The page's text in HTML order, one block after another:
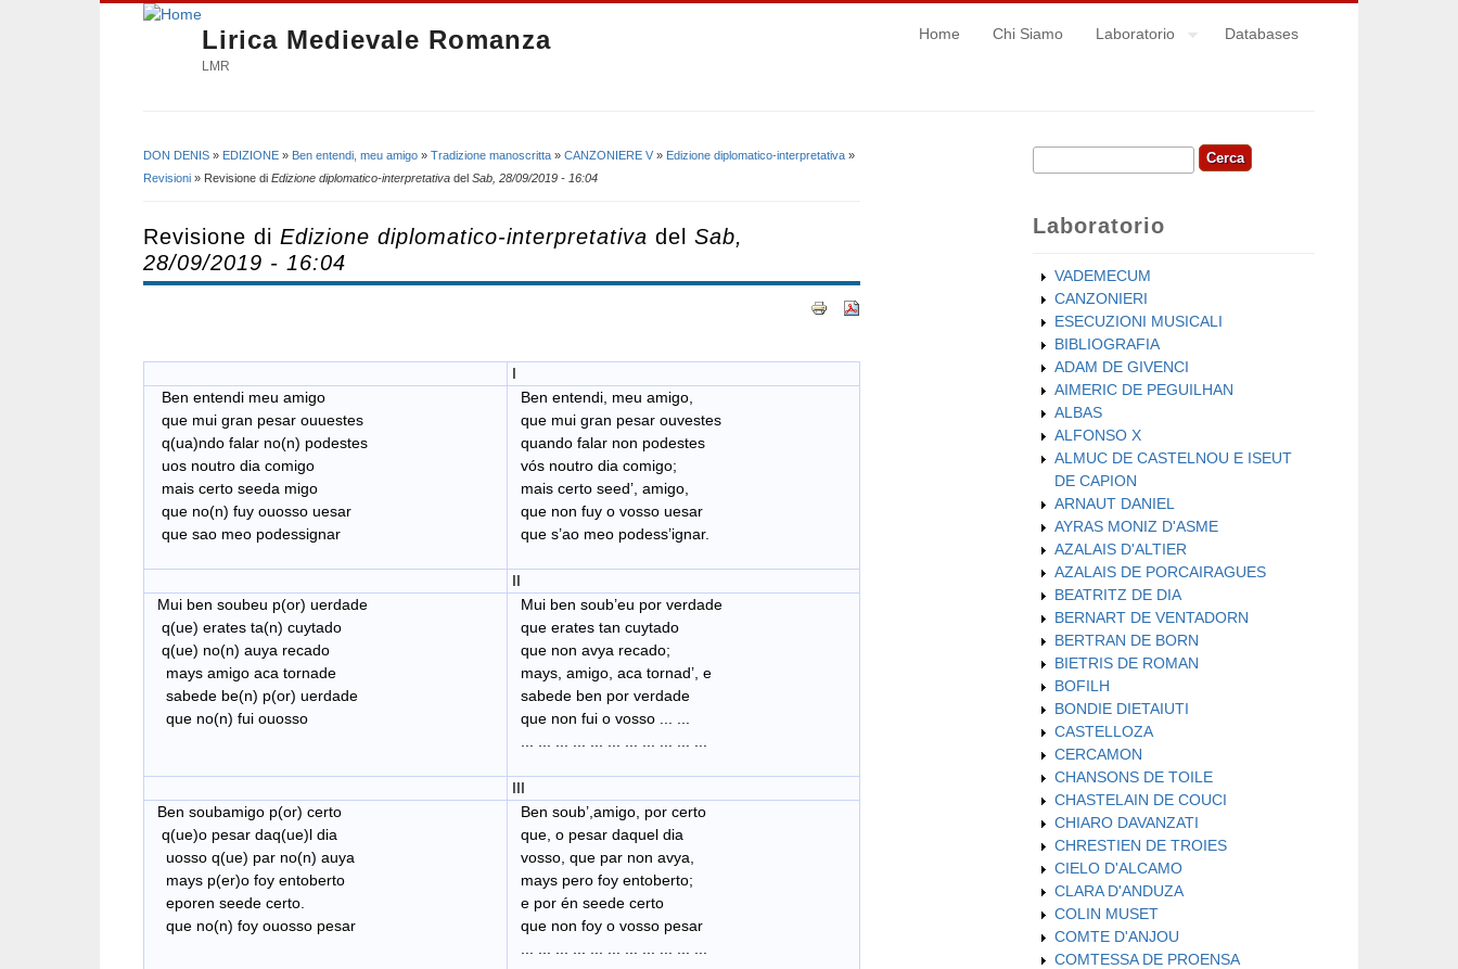
Lirica Medievale Romanza
LMR
Home Chi Siamo Laboratorio Databases
Tu sei qui
DON DENIS » EDIZIONE » Ben entendi, meu amigo » Tradizione manoscritta » CANZONIERE V » Edizione diplomatico-interpretativa »
Revisioni » Revisione di Edizione diplomatico-interpretativa del Sab, 28/09/2019 - 16:04
Revisione di Edizione diplomatico-interpretativa del Sab,
28/09/2019 - 16:04
I
Ben entendi meu amigo
que mui gran pesar ouuestes
q(ua)ndo falar no(n) podestes
uos noutro dia comigo
mais certo seeda migo
que no(n) fuy ouosso uesar
que sao meo podessignar
Ben entendi, meu amigo,
que mui gran pesar ouvestes
quando falar non podestes
vós noutro dia comigo;
mais certo seed’, amigo,
que non fuy o vosso uesar
que s’ao meo podess’ignar.
II
Mui ben soubeu p(or) uerdade
q(ue) erates ta(n) cuytado
q(ue) no(n) auya recado
mays amigo aca tornade
sabede be(n) p(or) uerdade
que no(n) fui ouosso
Mui ben soub’eu por verdade
que erates tan cuytado
que non avya recado;
mays, amigo, aca tornad’, e
sabede ben por verdade
que non fui o vosso ... ...
... ... ... ... ... ... ... ... ... ... ...
III
Ben soubamigo p(or) certo
q(ue)o pesar daq(ue)l dia
uosso q(ue) par no(n) auya
mays p(er)o foy entoberto
eporen seede certo.
que no(n) foy ouosso pesar
Ben soub’,amigo, por certo
que, o pesar daquel dia
vosso, que par non avya,
mays pero foy entoberto;
e por én seede certo
que non foy o vosso pesar
... ... ... ... ... ... ... ... ... ... ...
Form di ricerca
Cerca
Laboratorio
VADEMECUM
CANZONIERI
ESECUZIONI MUSICALI
BIBLIOGRAFIA
ADAM DE GIVENCI
AIMERIC DE PEGUILHAN
ALBAS
ALFONSO X
ALMUC DE CASTELNOU E ISEUT
DE CAPION
ARNAUT DANIEL
AYRAS MONIZ D'ASME
AZALAIS D'ALTIER
AZALAIS DE PORCAIRAGUES
BEATRITZ DE DIA
BERNART DE VENTADORN
BERTRAN DE BORN
BIETRIS DE ROMAN
BOFILH
BONDIE DIETAIUTI
CASTELLOZA
CERCAMON
CHANSONS DE TOILE
CHASTELAIN DE COUCI
CHIARO DAVANZATI
CHRESTIEN DE TROIES
CIELO D'ALCAMO
CLARA D'ANDUZA
COLIN MUSET
COMTE D'ANJOU
COMTESSA DE PROENSA